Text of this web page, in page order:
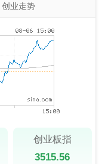
创业走势
创业板指
3515.56